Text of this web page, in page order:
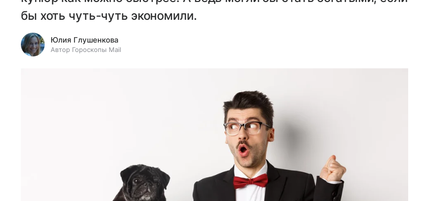
бы хоть чуть-чуть экономили.
Юлия Глушенкова
Автор Гороскопы Mail